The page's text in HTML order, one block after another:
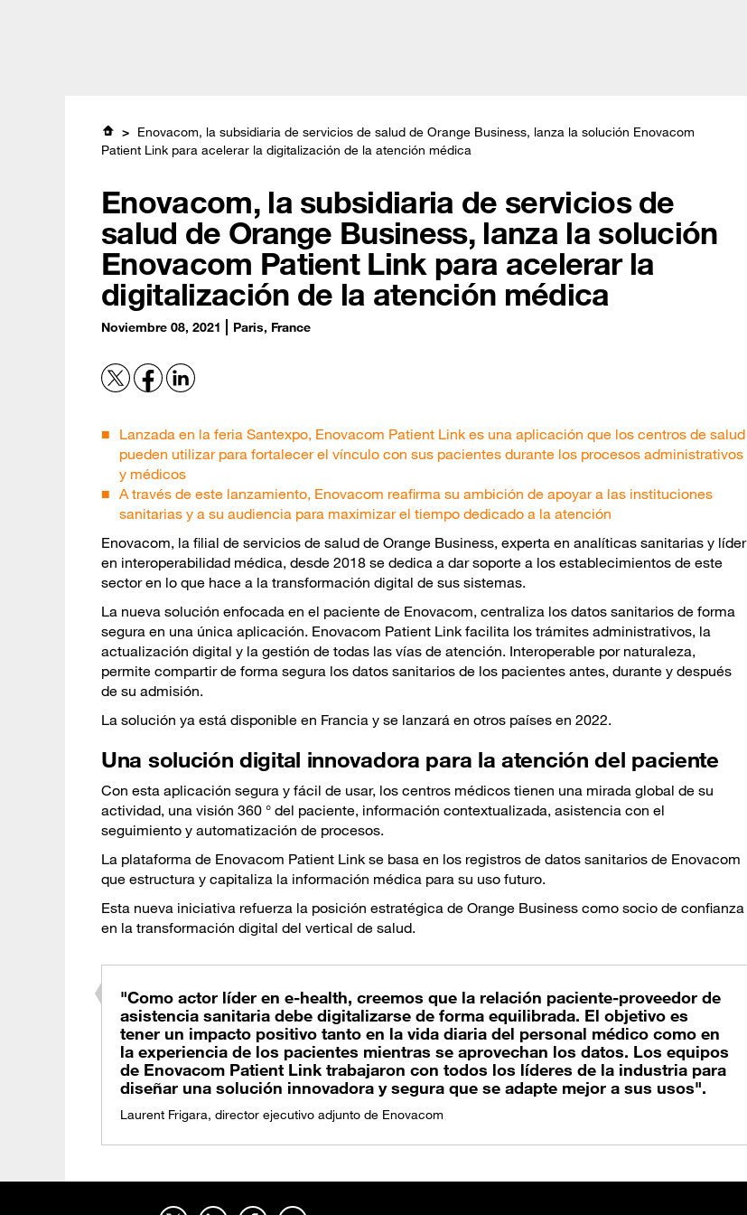
Enovacom, la subsidiaria de servicios de salud de Orange Business, lanza la solución Enovacom
Patient Link para acelerar la digitalización de la atención médica
Enovacom, la subsidiaria de servicios de
salud de Orange Business, lanza la solución
Enovacom Patient Link para acelerar la
digitalización de la atención médica
Noviembre 08, 2021 Paris, France
Lanzada en la feria Santexpo, Enovacom Patient Link es una aplicación que los centros de salud
pueden utilizar para fortalecer el vínculo con sus pacientes durante los procesos administrativos
y médicos
A través de este lanzamiento, Enovacom reafirma su ambición de apoyar a las instituciones
sanitarias y a su audiencia para maximizar el tiempo dedicado a la atención
Enovacom, la filial de servicios de salud de Orange Business, experta en analíticas sanitarias y líder
en interoperabilidad médica, desde 2018 se dedica a dar soporte a los establecimientos de este
sector en lo que hace a la transformación digital de sus sistemas.
La nueva solución enfocada en el paciente de Enovacom, centraliza los datos sanitarios de forma
segura en una única aplicación. Enovacom Patient Link facilita los trámites administrativos, la
actualización digital y la gestión de todas las vías de atención. Interoperable por naturaleza,
permite compartir de forma segura los datos sanitarios de los pacientes antes, durante y después
de su admisión.
La solución ya está disponible en Francia y se lanzará en otros países en 2022.
Una solución digital innovadora para la atención del paciente
Con esta aplicación segura y fácil de usar, los centros médicos tienen una mirada global de su
actividad, una visión 360 ° del paciente, información contextualizada, asistencia con el
seguimiento y automatización de procesos.
La plataforma de Enovacom Patient Link se basa en los registros de datos sanitarios de Enovacom
que estructura y capitaliza la información médica para su uso futuro.
Esta nueva iniciativa refuerza la posición estratégica de Orange Business como socio de confianza
en la transformación digital del vertical de salud.
"Como actor líder en e-health, creemos que la relación paciente-proveedor de
asistencia sanitaria debe digitalizarse de forma equilibrada. El objetivo es
tener un impacto positivo tanto en la vida diaria del personal médico como en
la experiencia de los pacientes mientras se aprovechan los datos. Los equipos
de Enovacom Patient Link trabajaron con todos los líderes de la industria para
diseñar una solución innovadora y segura que se adapte mejor a sus usos".
Laurent Frigara, director ejecutivo adjunto de Enovacom
síguenos en twitter - abrir en una nouvelle pestaña del navegadorsíguenos en linkedin - abrir en una nouvelle pestaña del navegadorsíguenos en facebook - abrir en una nouvelle pestaña del navegadorsíguenos en youtube - abrir en una nouvelle pestaña del navegador